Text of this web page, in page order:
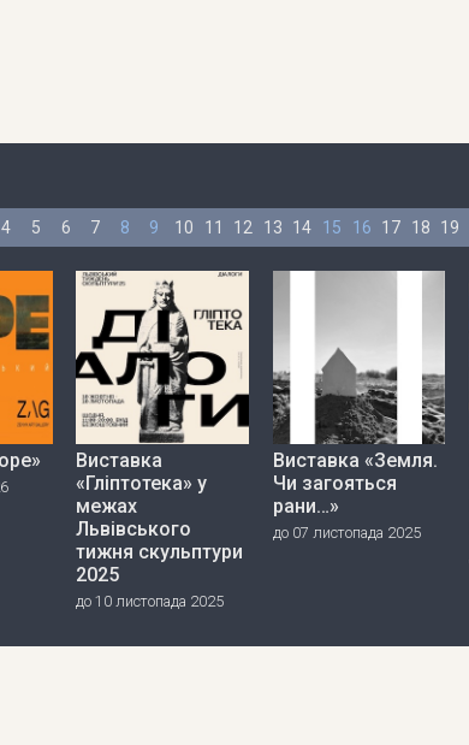
4 5 6 7 8 9 10 11 12 13 14 15 16 17 18 19
Виставка
«Гліптотека» у
межах
Львівського
тижня скульптури
2025
до 10 листопада 2025
Виставка «Земля.
Чи загояться
рани…»
до 07 листопада 2025